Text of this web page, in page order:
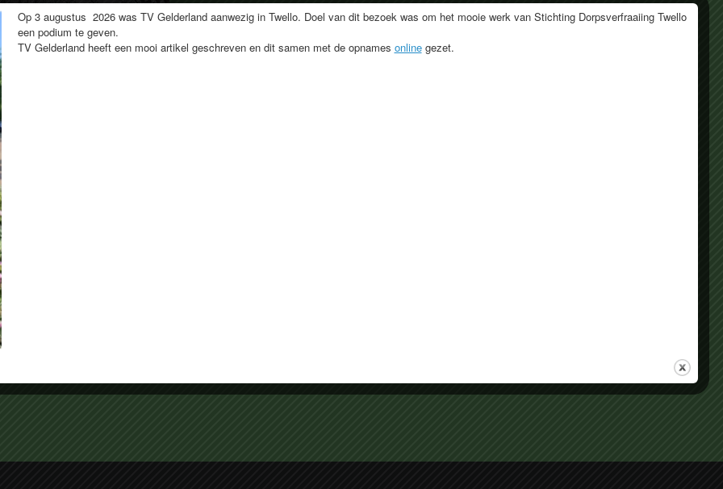
Op 3 augustus 2026 was TV Gelderland aanwezig in Twello. Doel van dit bezoek was om het mooie werk van Stichting Dorpsverfraaiing Twello
een podium te geven.
TV Gelderland heeft een mooi artikel geschreven en dit samen met de opnames onlinegezet.